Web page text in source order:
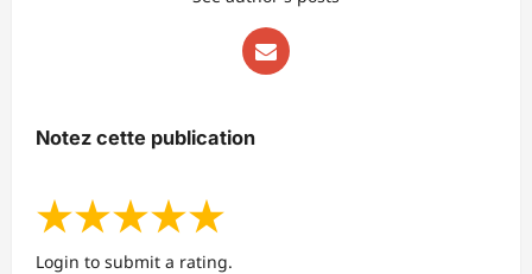
Notez cette publication
★★★★★
Login to submit a rating.